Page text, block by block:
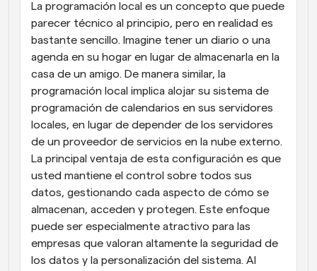
La programación local es un concepto que puede
parecer técnico al principio, pero en realidad es
bastante sencillo. Imagine tener un diario o una
agenda en su hogar en lugar de almacenarla en la
casa de un amigo. De manera similar, la
programación local implica alojar su sistema de
programación de calendarios en sus servidores
locales, en lugar de depender de los servidores
de un proveedor de servicios en la nube externo.
La principal ventaja de esta configuración es que
usted mantiene el control sobre todos sus
datos, gestionando cada aspecto de cómo se
almacenan, acceden y protegen. Este enfoque
puede ser especialmente atractivo para las
empresas que valoran altamente la seguridad de
los datos y la personalización del sistema. Al